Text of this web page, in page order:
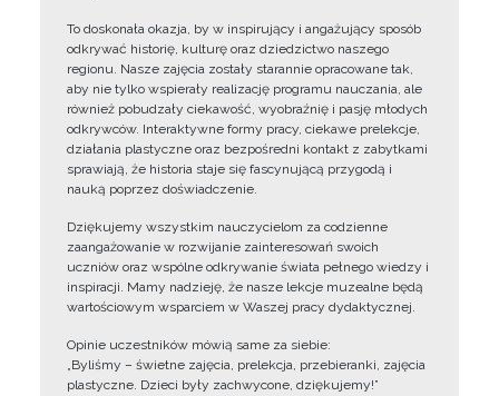
To doskonała okazja, by w inspirujący i angażujący sposób
odkrywać historię, kulturę oraz dziedzictwo naszego
regionu. Nasze zajęcia zostały starannie opracowane tak,
aby nie tylko wspierały realizację programu nauczania, ale
również pobudzały ciekawość, wyobraźnię i pasję młodych
odkrywców. Interaktywne formy pracy, ciekawe prelekcje,
działania plastyczne oraz bezpośredni kontakt z zabytkami
sprawiają, że historia staje się fascynującą przygodą i
nauką poprzez doświadczenie.
Dziękujemy wszystkim nauczycielom za codzienne
zaangażowanie w rozwijanie zainteresowań swoich
uczniów oraz wspólne odkrywanie świata pełnego wiedzy i
inspiracji. Mamy nadzieję, że nasze lekcje muzealne będą
wartościowym wsparciem w Waszej pracy dydaktycznej.
Opinie uczestników mówią same za siebie:
„Byliśmy – świetne zajęcia, prelekcja, przebieranki, zajęcia
plastyczne. Dzieci były zachwycone, dziękujemy!”